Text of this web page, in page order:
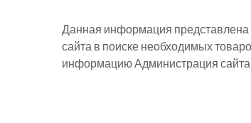
Данная информация представлена
сайта в поиске необходимых
информацию Администрация сайта